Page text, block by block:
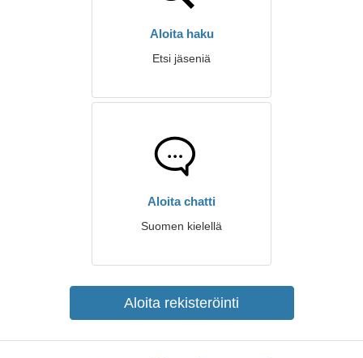
Aloita haku
Etsi jäseniä
Aloita chatti
Suomen kielellä
Aloita rekisteröinti